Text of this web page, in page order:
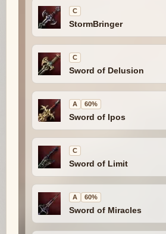
C
StormBringer
C
Sword of Delusion
A 60%
Sword of Ipos
C
Sword of Limit
A 60%
Sword of Miracles